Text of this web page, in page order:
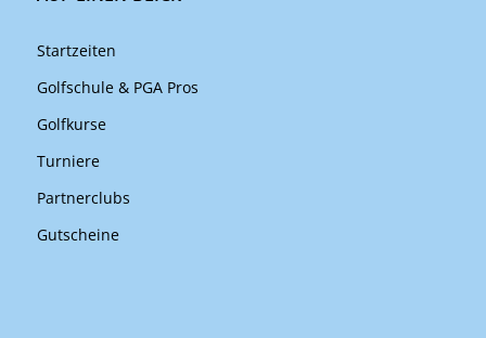
Startzeiten
Golfschule & PGA Pros
Golfkurse
Turniere
Partnerclubs
Gutscheine